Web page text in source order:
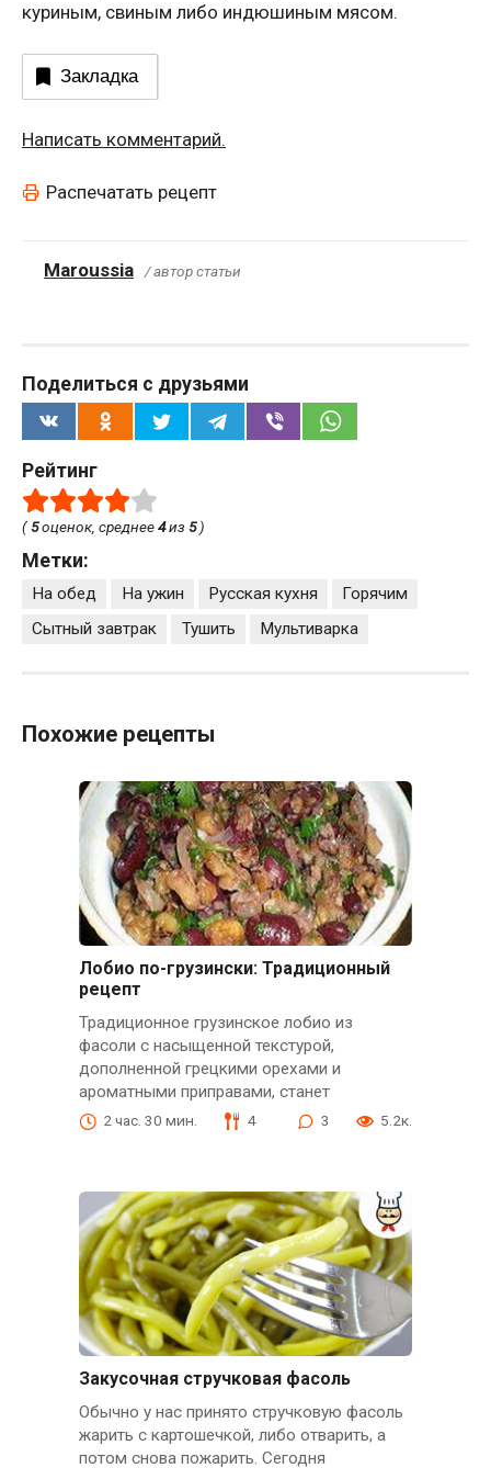
куриным, свиным либо индюшиным мясом.
Закладка
Написать комментарий.
Распечатать рецепт
Maroussia / автор статьи
Поделиться с друзьями
Рейтинг
(5оценок, среднее4из 5)
Метки:
На обед На ужин Русская кухня
Горячим
Сытный завтрак
Тушить Мультиварка
Похожие рецепты
Лобио по-грузински: Традиционный
рецепт
Традиционное грузинское лобио из
фасоли с насыщенной текстурой,
дополненной грецкими орехами и
ароматными приправами, станет
2 час. 30 мин. 4 3 5.2к.
Закусочная стручковая фасоль
Обычно у нас принято стручковую фасоль
жарить с картошечкой, либо отварить, а
потом снова пожарить. Сегодня